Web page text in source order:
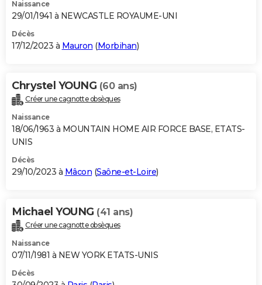
Naissance
29/01/1941 à NEWCASTLE ROYAUME-UNI
Décès
17/12/2023 à Mauron (Morbihan)
Chrystel YOUNG (60 ans)
Créer une cagnotte obsèques
Naissance
18/06/1963 à MOUNTAIN HOME AIR FORCE BASE, ETATS-
UNIS
Décès
29/10/2023 à Mâcon (Saône-et-Loire)
Michael YOUNG (41 ans)
Créer une cagnotte obsèques
Naissance
07/11/1981 à NEW YORK ETATS-UNIS
Décès